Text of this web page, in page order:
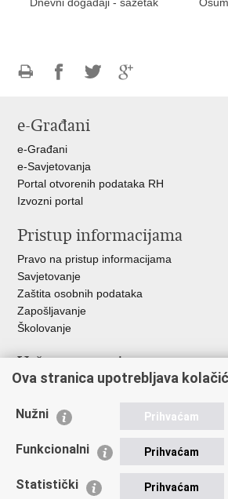
FacebookuTwitteru
e-Građani
e-Građani
e-Savjetovanja
Portal otvorenih podataka RH
Izvozni portal
Pristup informacijama
Pravo na pristup informacijama
Savjetovanje
Zaštita osobnih podataka
Zapošljavanje
Školovanje
Važne poveznice
Ministarstvo unutarnjih poslova
Udruge
Policijska akademija
Zaklada policijske solidarnosti
Ova stranica upotrebljava
Nužni Prihvaćam
Funkcionalni Prihvaćam
Statistički Prihvaćam